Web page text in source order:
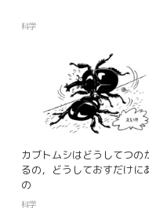
科学
カブトムシはどうしてつの
るの，どうしておすだけに
の
科学